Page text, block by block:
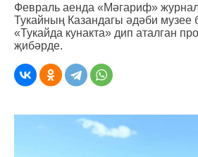
Февраль аенда «Мәгариф»
Тукайның Казандагы әдәби музее
«Тукайда кунакта» дип аталган
җибәрде.